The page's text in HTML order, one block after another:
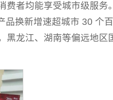
费者均能享受城市级服务
品换新增速超城市 30 个
黑龙江、湖南等偏远地区